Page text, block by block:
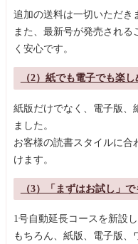
追加の送料は一切いただき
また、最新号が発売され
く安心です。
（2）紙でも電子でも楽し
紙版だけでなく、電子版、
ました。
お客様の読書スタイルに合
けます。
（3）「まずはお試し」で
1号自動延長コースを新設し
もちろん、紙版、電子版、